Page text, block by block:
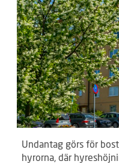
Undantag görs för
hyrorna, där